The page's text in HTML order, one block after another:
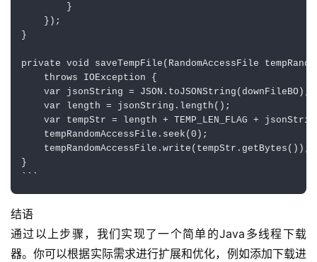
        }
    });
}
private void saveTempFile(RandomAccessFile
    throws IOException {
    var jsonString = JSON.toJSONString(downFileBO);
    var length = jsonString.length();
var tempStr = length + TEMP_LEN_FLAG +
    tempRandomAccessFile.seek(0);
    tempRandomAccessFile.write(tempStr.getBytes());
}
结语
通过以上步骤，我们实现了一个简单的Java多线程下载
器。你可以根据实际需求进行扩展和优化，例如添加下载进